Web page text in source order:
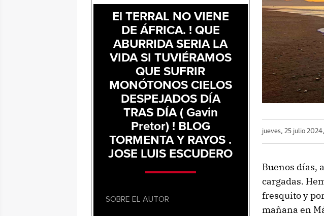
jueves, 25 julio
Buenos días,
cargadas.
fresquito y
mañana en
El TERRAL NO VIENE
DE ÁFRICA. ! QUE
ABURRIDA SERIA LA
VIDA SI TUVIÉRAMOS
QUE SUFRIR
MONÓTONOS CIELOS
DESPEJADOS DÍA
TRAS DÍA ( Gavin
Pretor) ! BLOG
TORMENTA Y RAYOS .
JOSE LUIS ESCUDERO
SOBRE EL AUTOR